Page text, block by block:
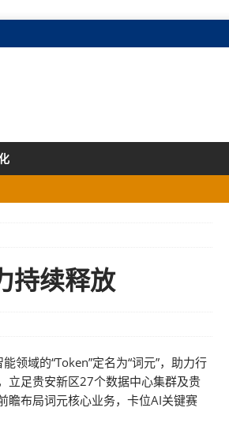
持续释放
领域的“Token”定名为“词元”，助力行
立足贵安新区27个数据中心集群及贵
瞻布局词元核心业务，卡位AI关键赛